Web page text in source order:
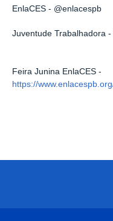
EnlaCES - @enlacespb
Juventude Trabalhadora
Feira Junina EnlaCES -
https://